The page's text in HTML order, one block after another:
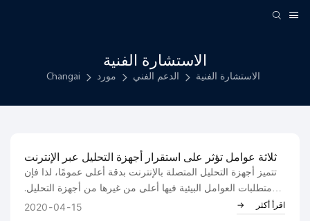
الاستشارة الفنية
Changai مورد الدعم الفني الاستشارة الفنية
ثلاثة عوامل تؤثر على استقرار أجهزة التحليل عبر الإنترنت
تتميز أجهزة التحليل المتصلة بالإنترنت بدقة أعلى عمومًا، لذا فإن
متطلبات العوامل البيئية فيها أعلى من غيرها من أجهزة التحليل.
ولكن بشكل عام، هناك ثلاثة جوانب رئيسية: 1. الضغط: لكل نوع
2020 04 15 اقرأ أكثر